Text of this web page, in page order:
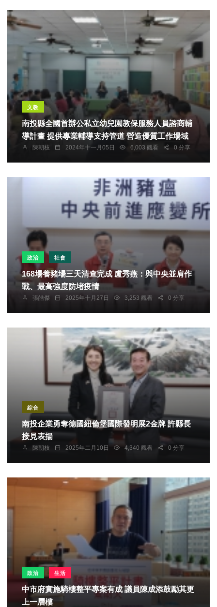
文教
南投縣全國首辦公私立幼兒園教保服務人員諮商輔
導計畫 提供專業輔導支持管道 營造優質工作場域
陳朝枝 2024年十一月05日 6,003 觀看 0 分享
政治 社會
168場養豬場三天清查完成 盧秀燕：與中央並肩作
戰、最高強度防堵疫情
張皓傑 2025年十月27日 3,253 觀看 0 分享
綜合
南投企業勇奪德國紐倫堡國際發明展2金牌 許縣長
接見表揚
陳朝枝 2025年二月10日 4,340 觀看 0 分享
政治 生活
中市府實施騎樓整平專案有成 議員陳成添鼓勵其更
上一層樓